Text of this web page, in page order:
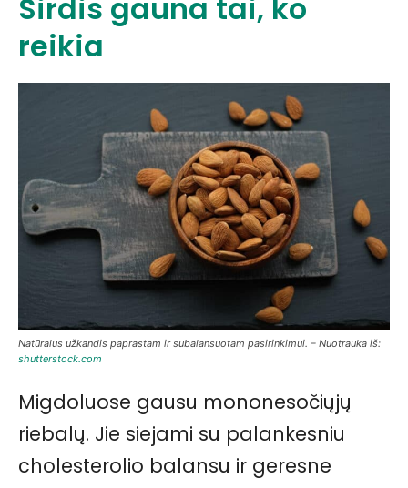
Širdis gauna tai, ko
reikia
Natūralus užkandis paprastam ir subalansuotam pasirinkimui. – Nuotrauka iš:
shutterstock.com
Migdoluose gausu mononesočiųjų
riebalų. Jie siejami su palankesniu
cholesterolio balansu ir geresne